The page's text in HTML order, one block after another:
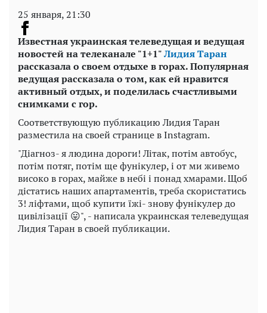
25 января, 21:30
Известная украинская телеведущая и ведущая
новостей на телеканале "1+1"Лидия Таран
рассказала о своем отдыхе в горах. Популярная
ведущая рассказала о том, как ей нравится
активный отдых, и поделилась счастливыми
снимками с гор.
Соответствующую публикацию Лидия Таран
разместила на своей странице в Instagram.
"Діагноз- я людина дороги! Літак, потім автобус,
потім потяг, потім ще фунікулер, і от ми живемо
високо в горах, майже в небі і понад хмарами. Щоб
дістатись наших апартаментів, треба скористатись
3! ліфтами, щоб купити їжі- знову фунікулер до
цивілізації 😛", - написала украинская телеведущая
Лидия Таран в своей публикации.